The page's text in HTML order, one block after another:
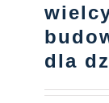
dla